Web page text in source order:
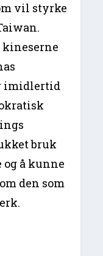
vil styrke
imidlertid
bruk
å kunne
den som